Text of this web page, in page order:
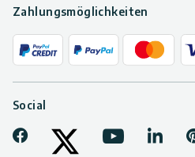
Zahlungsmöglichkeiten
Social
Facebook
Youtube